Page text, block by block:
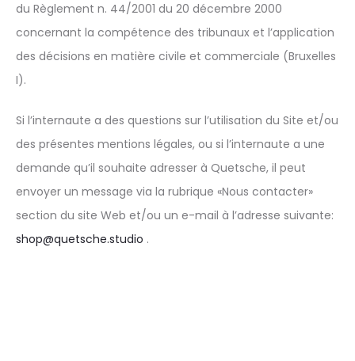
du Règlement n. 44/2001 du 20 décembre 2000
concernant la compétence des tribunaux et l’application
des décisions en matière civile et commerciale (Bruxelles
I).
Si l’internaute a des questions sur l’utilisation du Site et/ou
des présentes mentions légales, ou si l’internaute a une
demande qu’il souhaite adresser à Quetsche, il peut
envoyer un message via la rubrique «Nous contacter»
section du site Web et/ou un e-mail à l’adresse suivante:
shop@quetsche.studio .